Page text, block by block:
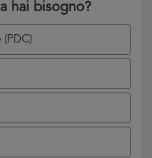
hai bisogno?
(PDC)